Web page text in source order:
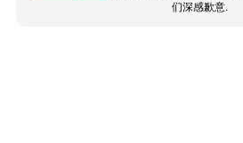
们深感歉意.